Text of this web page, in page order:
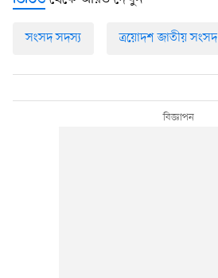
সংসদ সদস্য ত্রয়োদশ জাতীয় সংসদ